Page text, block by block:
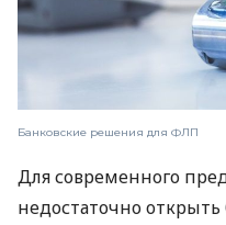
Банковские решения для ФЛП
Для современного
недостаточно